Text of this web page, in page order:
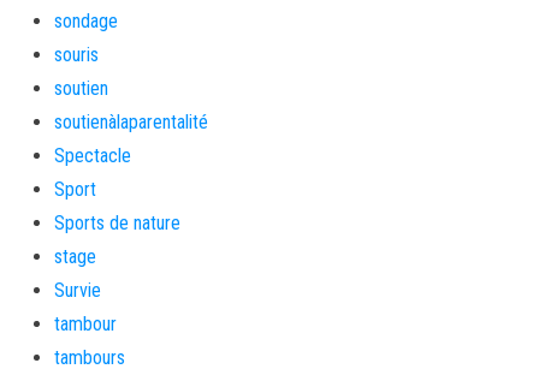
sondage
souris
soutien
soutienàlaparentalité
Spectacle
Sport
Sports de nature
stage
Survie
tambour
tambours